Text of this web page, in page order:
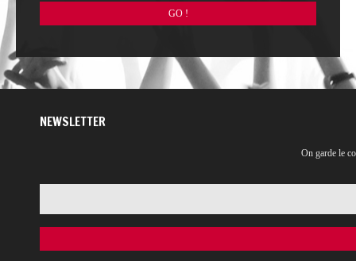
NEWSLETTER
On garde le